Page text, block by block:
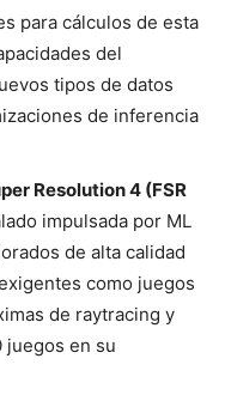
para cálculos de esta
del
tipos de datos
de inferencia
Resolution 4 (FSR
impulsada por ML
de alta calidad
como juegos
de raytracing y
juegos en su